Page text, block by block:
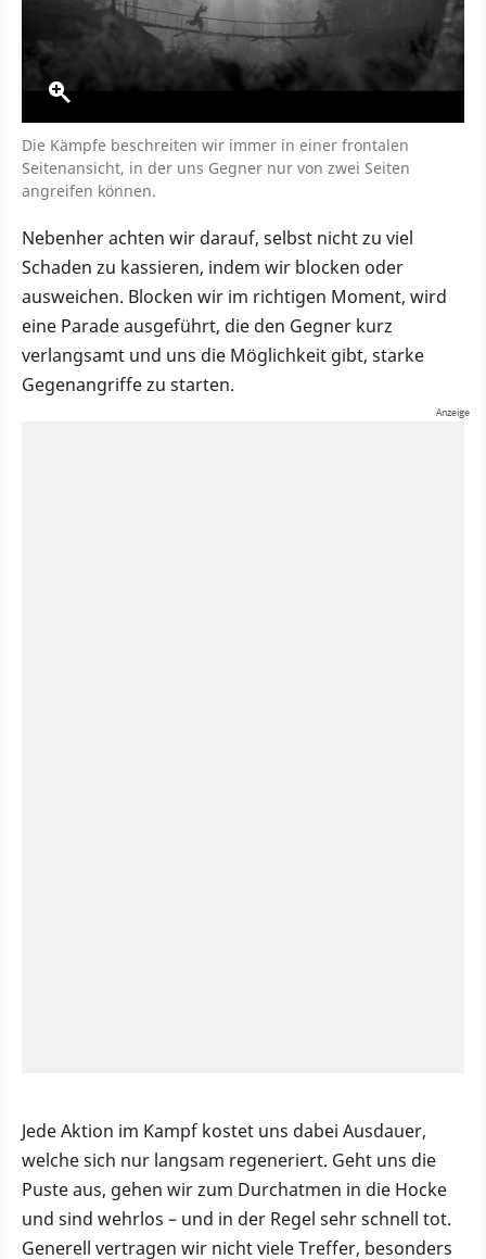
Die Kämpfe beschreiten wir immer in einer frontalen
Seitenansicht, in der uns Gegner nur von zwei Seiten
angreifen können.
Nebenher achten wir darauf, selbst nicht zu viel
Schaden zu kassieren, indem wir blocken oder
ausweichen. Blocken wir im richtigen Moment, wird
eine Parade ausgeführt, die den Gegner kurz
verlangsamt und uns die Möglichkeit gibt, starke
Gegenangriffe zu starten.
Jede Aktion im Kampf kostet uns dabei Ausdauer,
welche sich nur langsam regeneriert. Geht uns die
Puste aus, gehen wir zum Durchatmen in die Hocke
und sind wehrlos – und in der Regel sehr schnell tot.
Generell vertragen wir nicht viele Treffer, besonders